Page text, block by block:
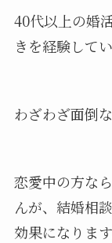
40代以上の婚
きを経験して
わざわざ面倒
恋愛中の方な
んが、結婚相
効果になります